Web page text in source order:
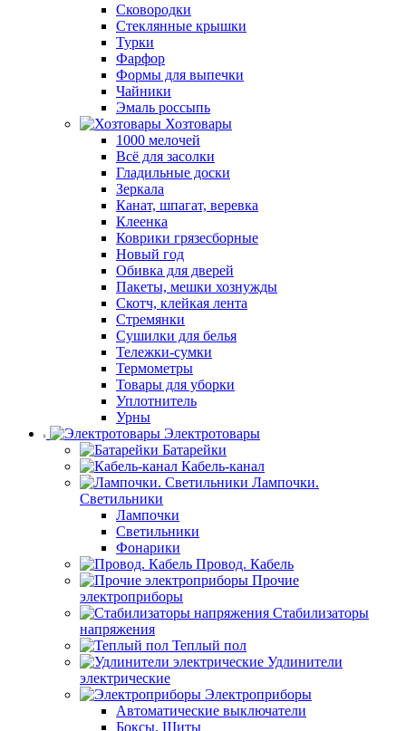
Сковородки
Стеклянные крышки
Турки
Фарфор
Формы для выпечки
Чайники
Эмаль россыпь
Хозтовары
1000 мелочей
Всё для засолки
Гладильные доски
Зеркала
Канат, шпагат, веревка
Клеенка
Коврики грязесборные
Новый год
Обивка для дверей
Пакеты, мешки хознужды
Скотч, клейкая лента
Стремянки
Сушилки для белья
Тележки-сумки
Термометры
Товары для уборки
Уплотнитель
Урны
Электротовары
Батарейки
Кабель-канал
Лампочки.
Светильники
Лампочки
Светильники
Фонарики
Провод. Кабель
Прочие
электроприборы
Стабилизаторы
напряжения
Теплый пол
Удлинители
электрические
Электроприборы
Автоматические выключатели
Боксы. Щиты